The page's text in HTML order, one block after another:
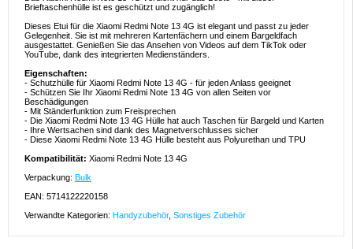
Brieftaschenhülle ist es geschützt und zugänglich!
Dieses Etui für die Xiaomi Redmi Note 13 4G ist elegant und passt zu jeder
Gelegenheit. Sie ist mit mehreren Kartenfächern und einem Bargeldfach
ausgestattet. Genießen Sie das Ansehen von Videos auf dem TikTok oder
YouTube, dank des integrierten Medienständers.
Eigenschaften:
- Schutzhülle für Xiaomi Redmi Note 13 4G - für jeden Anlass geeignet
- Schützen Sie Ihr Xiaomi Redmi Note 13 4G von allen Seiten vor
Beschädigungen
- Mit Ständerfunktion zum Freisprechen
- Die Xiaomi Redmi Note 13 4G Hülle hat auch Taschen für Bargeld und Karten
- Ihre Wertsachen sind dank des Magnetverschlusses sicher
- Diese Xiaomi Redmi Note 13 4G Hülle besteht aus Polyurethan und TPU
Kompatibilität: Xiaomi Redmi Note 13 4G
Verpackung: Bulk
EAN: 5714122220158
Verwandte Kategorien: Handyzubehör, Sonstiges Zubehör